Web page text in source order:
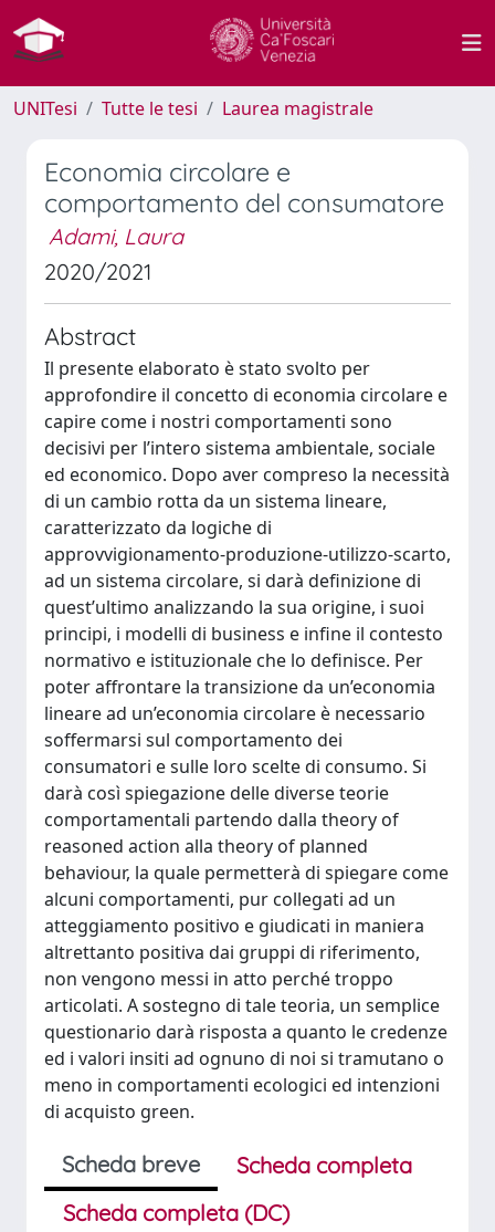
UNITesi Tutte le tesi Laurea magistrale
Economia circolare e
comportamento del consumatore
Adami, Laura
2020/2021
Abstract
Il presente elaborato è stato svolto per
approfondire il concetto di economia circolare e
capire come i nostri comportamenti sono
decisivi per l’intero sistema ambientale, sociale
ed economico. Dopo aver compreso la necessità
di un cambio rotta da un sistema lineare,
caratterizzato da logiche di
approvvigionamento-produzione-utilizzo-scarto,
ad un sistema circolare, si darà definizione di
quest’ultimo analizzando la sua origine, i suoi
principi, i modelli di business e infine il contesto
normativo e istituzionale che lo definisce. Per
poter affrontare la transizione da un’economia
lineare ad un’economia circolare è necessario
soffermarsi sul comportamento dei
consumatori e sulle loro scelte di consumo. Si
darà così spiegazione delle diverse teorie
comportamentali partendo dalla theory of
reasoned action alla theory of planned
behaviour, la quale permetterà di spiegare come
alcuni comportamenti, pur collegati ad un
atteggiamento positivo e giudicati in maniera
altrettanto positiva dai gruppi di riferimento,
non vengono messi in atto perché troppo
articolati. A sostegno di tale teoria, un semplice
questionario darà risposta a quanto le credenze
ed i valori insiti ad ognuno di noi si tramutano o
meno in comportamenti ecologici ed intenzioni
di acquisto green.
Scheda breve
Scheda completa
Scheda completa (DC)